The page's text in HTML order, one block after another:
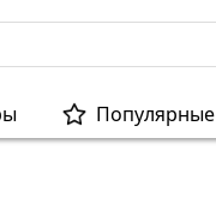
Популярные